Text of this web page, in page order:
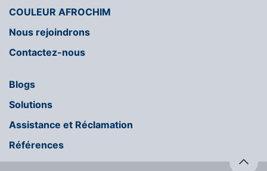
COULEUR AFROCHIM
Nous rejoindrons
Contactez-nous
Blogs
Solutions
Assistance et Réclamation
Références